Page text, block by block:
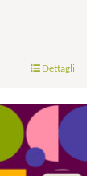
Dettagli